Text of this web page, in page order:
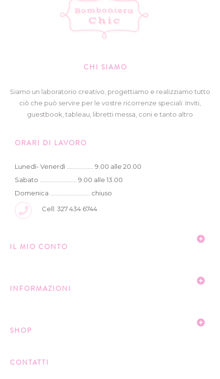
CHI SIAMO
Siamo un laboratorio creativo, progettiamo e realizziamo tutto
ciò che può servire per le vostre ricorrenze speciali: Inviti,
guestbook, tableau, libretti messa, coni e tanto altro
ORARI DI LAVORO
Lunedì- Venerdì .................. 9.00 alle 20.00
Sabato ......................... 9.00 alle 13.00
Domenica ........................... chiuso
Cell: 327 434 6744
IL MIO CONTO
INFORMAZIONI
SHOP
CONTATTI